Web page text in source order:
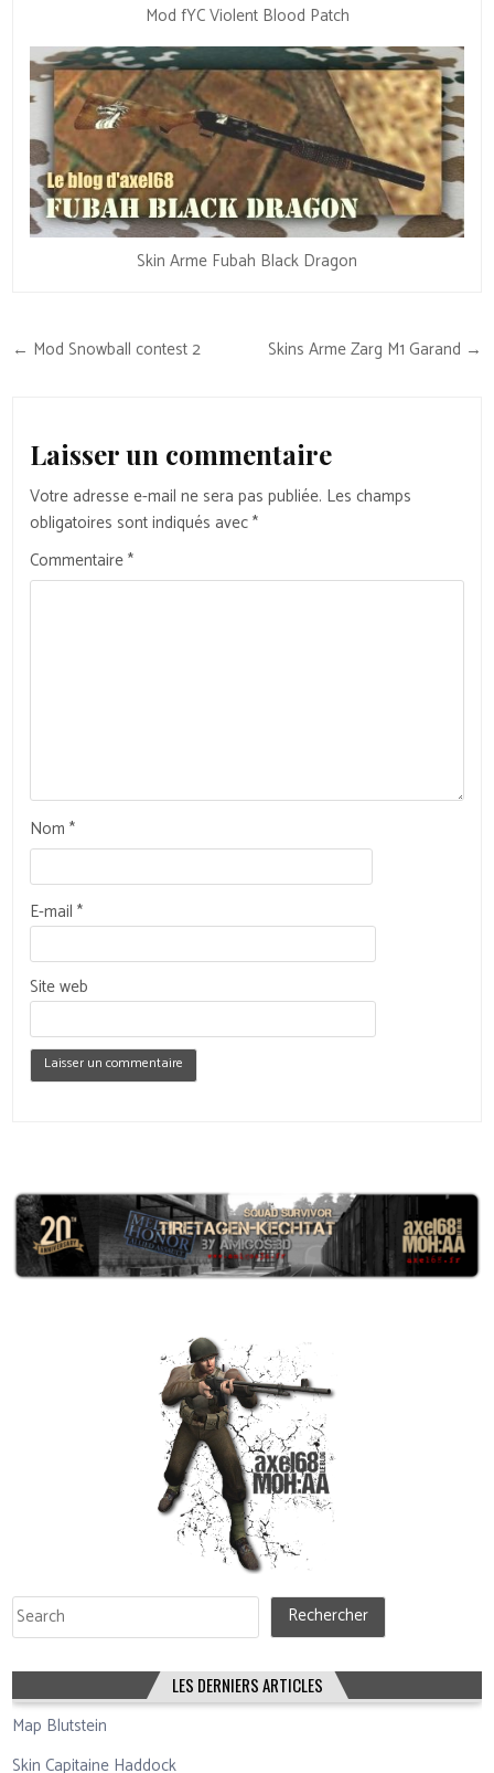
Mod fYC Violent Blood Patch
Skin Arme Fubah Black Dragon
Navigation
← Mod Snowball contest 2 Skins Arme Zarg M1 Garand →
Laisser un commentaire
Votre adresse e-mail ne sera pas publiée. Les champs
obligatoires sont indiqués avec*
Commentaire*
Nom*
E-mail*
Site web
Rechercher Rechercher
LES DERNIERS ARTICLES
Map Blutstein
Skin Capitaine Haddock